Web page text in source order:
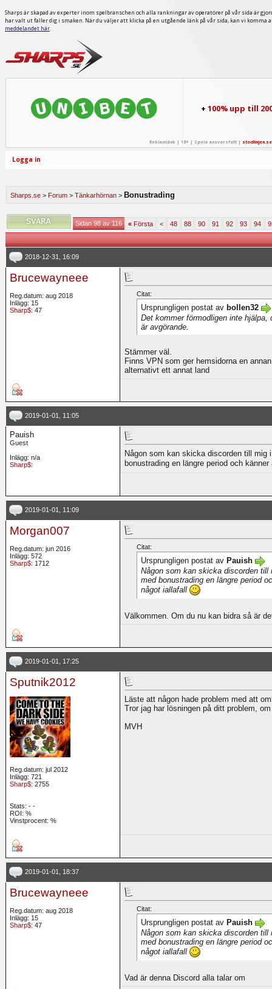
Sharps är skapad av experter inom spelbranschen och alla rankningar av operatörer på vår sida är
har valt ut faller dig i smaken. När du väljer att klicka på en utgående länk på vår sida, kan vi
meddelandet här.
+100% upp till
Reklamlänk | 18+ | Spela ansvarsfullt | stodlinjen.se
Logga in
Sharps.se > Forum > Tänkarhörnan > Bonustrading
Sidan 98 av 116 «Första < 48 88 90 91 92 93 94
2018-12-31, 16:09
Brucewayneee
Reg.datum: aug 2018
Inlägg: 15
Sharp$: 47
Citat:
Ursprungligen postat av bollen32
Det kommer förmodligen inte
är avgörande.
Stämmer väl.
Finns VPN som ger hemsidorna en
alternativt ett annat land
2019-01-01, 11:05
Pauish
Guest
Inlägg: n/a
Sharp$:
Någon som kan skicka discorden till
bonustrading en längre period och
2019-01-01, 11:09
Morgan007
Reg.datum: jun 2016
Inlägg: 572
Sharp$: 1712
Citat:
Ursprungligen postat av Pauish
Någon som kan skicka discorden
med bonustrading en längre period
något iallafall
Välkommen. Om du nu kan bidra så är
2019-01-01, 17:25
Sputnik2012
Reg.datum: jul 2012
Inlägg: 721
Sharp$: 2755
Stats: - -
ROI: %
Vinstprocent: %
Läste att någon hade problem med att
Tror jag har lösningen på ditt problem,
MVH
2019-01-01, 18:37
Brucewayneee
Reg.datum: aug 2018
Inlägg: 15
Sharp$: 47
Citat:
Ursprungligen postat av Pauish
Någon som kan skicka discorden
med bonustrading en längre period
något iallafall
Vad är denna Discord alla talar om